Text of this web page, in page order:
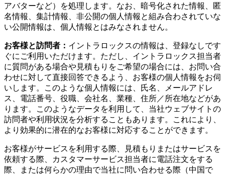
アバターなど）を処理します。なお、暗号化された情報、匿
名情報、集計情報、非公開の個人情報と組み合わされていな
い公開情報は、個人情報とはみなされません。
お客様と訪問者： イントラロックスの情報は、登録なしです
ぐにご利用いただけます。ただし、イントラロックス担当者
に質問がある場合や見積もりをご希望の場合には、お問い合
わせに対して直接回答できるよう、お客様の個人情報をお伺
いします。このような個人情報には、氏名、メールアドレ
ス、電話番号、役職、会社名、業種、住所／所在地などがあ
ります。このようなデータを利用して、当社ウェブサイトの
訪問者や利用状況を分析することもあります。これにより、
より効果的に潜在的なお客様に対応することができます。
お客様がサービスを利用する際、見積もりまたはサービスを
依頼する際、カスタマーサービス担当者に電話注文をする
際、または何らかの理由で当社に問い合わせる際（中国で